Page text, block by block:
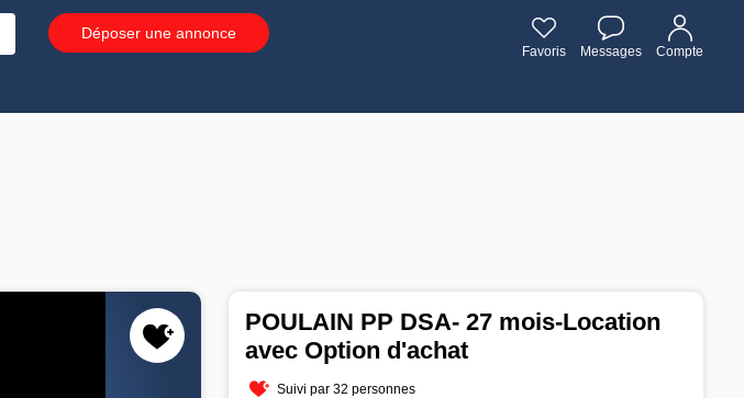
Déposer une annonce
Favoris Messages Compte
POULAIN PP DSA- 27 mois-Location
avec Option d'achat
Suivi par 32 personnes